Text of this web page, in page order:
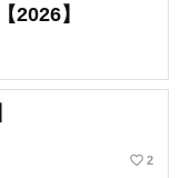
2026】
favorite_border 2